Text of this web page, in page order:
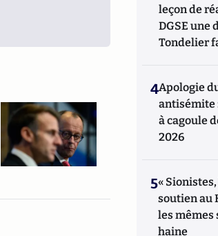
leçon de
DGSE une
Tondelier
4Apologie
antisémite
à cagoule
2026
5« Sionistes,
soutien au
les mêmes
haine